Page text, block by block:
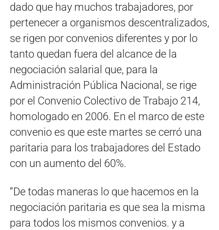
dado que hay muchos trabajadores, por
pertenecer a organismos descentralizados,
se rigen por convenios diferentes y por lo
tanto quedan fuera del alcance de la
negociación salarial que, para la
Administración Pública Nacional, se rige
por el Convenio Colectivo de Trabajo 214,
homologado en 2006. En el marco de este
convenio es que este martes se cerró una
paritaria para los trabajadores del Estado
con un aumento del 60%.
“De todas maneras lo que hacemos en la
negociación paritaria es que sea la misma
para todos los mismos convenios. y a